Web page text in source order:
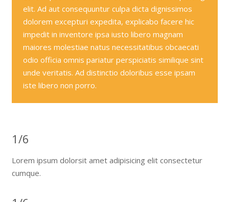
elit. Ad aut consequuntur culpa dicta dignissimos
dolorem excepturi expedita, explicabo facere hic
impedit in inventore ipsa iusto libero magnam
maiores molestiae natus necessitatibus obcaecati
odio officia omnis pariatur perspiciatis similique sint
unde veritatis. Ad distinctio doloribus esse ipsam
iste libero non porro.
1/6
Lorem ipsum dolorsit amet adipisicing elit consectetur
cumque.